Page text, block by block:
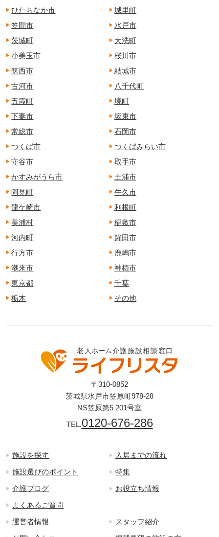
ひたちなか市
城里町
笠間市
水戸市
茨城町
大洗町
小美玉市
桜川市
筑西市
結城市
古河市
八千代町
五霞町
境町
下妻市
坂東市
常総市
石岡市
つくば市
つくばみらい市
守谷市
取手市
かすみがうら市
土浦市
阿見町
牛久市
龍ケ崎市
利根町
美浦村
稲敷市
河内町
鉾田市
行方市
鹿嶋市
潮来市
神栖市
東京都
千葉
栃木
その他
〒310-0852
茨城県水戸市笠原町978-28
NS笠原第5 201号室
TEL.0120-676-286
施設を探す
入居までの流れ
施設選びのポイント
特集
介護ブログ
お役立ち情報
よくあるご質問
運営者情報
スタッフ紹介